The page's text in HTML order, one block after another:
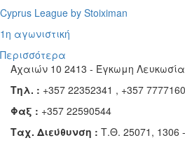
Cyprus League by Stoiximan
1η αγωνιστική
Περισσότερα
Αχαιών 10 2413 - Έγκωμη
Τηλ. : +357 22352341 , +357
Φαξ : +357 22590544
Ταχ. Διεύθυνση : Τ.Θ. 25071, 1306